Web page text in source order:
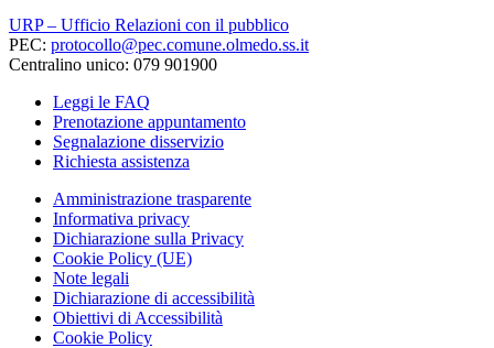
URP – Ufficio Relazioni con il pubblico
PEC: protocollo@pec.comune.olmedo.ss.it
Centralino unico: 079 901900
Leggi le FAQ
Prenotazione appuntamento
Segnalazione disservizio
Richiesta assistenza
Amministrazione trasparente
Informativa privacy
Dichiarazione sulla Privacy
Cookie Policy (UE)
Note legali
Dichiarazione di accessibilità
Obiettivi di Accessibilità
Cookie Policy